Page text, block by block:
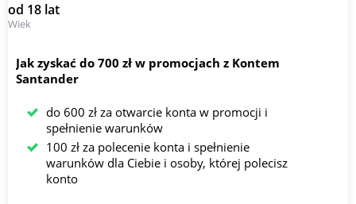
od 18 lat
Wiek
Jak zyskać do 700 zł w promocjach z Kontem
Santander
do 600 zł za otwarcie konta w promocji i
spełnienie warunków
100 zł za polecenie konta i spełnienie
warunków dla Ciebie i osoby, której polecisz
konto